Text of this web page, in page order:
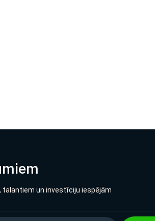
talantiem un investīciju iespējām